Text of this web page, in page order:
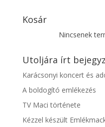
Kosár
Nincsenek
Utoljára írt
Karácsonyi koncert és
A boldogító emlékezés
TV Maci története
Kézzel készült